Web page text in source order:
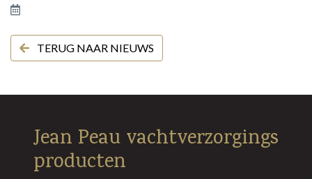
TERUG NAAR NIEUWS
Jean Peau vachtverzorgings
producten